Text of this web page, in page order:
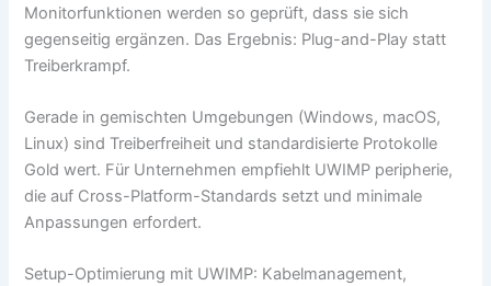
Monitorfunktionen werden so geprüft, dass sie sich
gegenseitig ergänzen. Das Ergebnis: Plug-and-Play statt
Treiberkrampf.
Gerade in gemischten Umgebungen (Windows, macOS,
Linux) sind Treiberfreiheit und standardisierte Protokolle
Gold wert. Für Unternehmen empfiehlt UWIMP peripherie,
die auf Cross-Platform-Standards setzt und minimale
Anpassungen erfordert.
Setup-Optimierung mit UWIMP: Kabelmanagement,